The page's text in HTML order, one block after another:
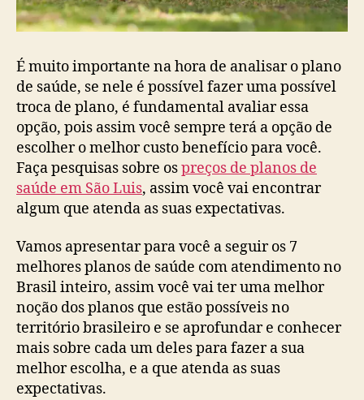
É muito importante na hora de analisar o plano
de saúde, se nele é possível fazer uma possível
troca de plano, é fundamental avaliar essa
opção, pois assim você sempre terá a opção de
escolher o melhor custo benefício para você.
Faça pesquisas sobre ospreços de planos de
saúde em São Luis, assim você vai encontrar
algum que atenda as suas expectativas.
Vamos apresentar para você a seguir os 7
melhores planos de saúde com atendimento no
Brasil inteiro, assim você vai ter uma melhor
noção dos planos que estão possíveis no
território brasileiro e se aprofundar e conhecer
mais sobre cada um deles para fazer a sua
melhor escolha, e a que atenda as suas
expectativas.